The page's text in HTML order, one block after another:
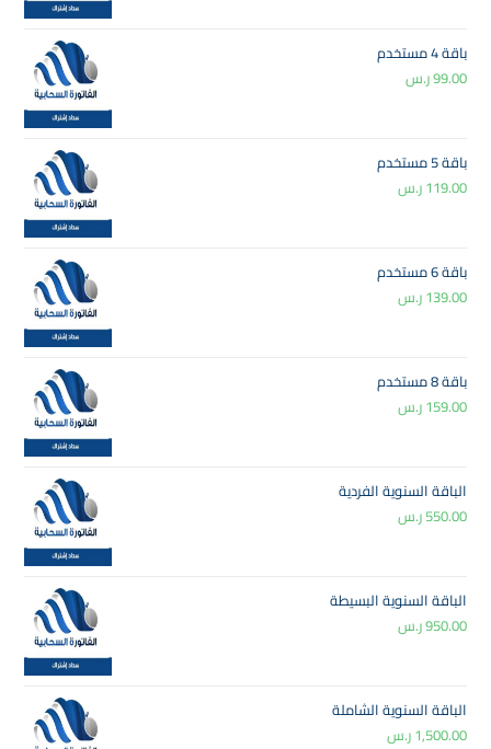
باقة 4 مستخدم
99.00ر.س
باقة 5 مستخدم
119.00ر.س
باقة 6 مستخدم
139.00ر.س
باقة 8 مستخدم
159.00ر.س
الباقة السنوية الفردية
550.00ر.س
الباقة السنوية البسيطة
950.00ر.س
الباقة السنوية الشاملة
1,500.00ر.س